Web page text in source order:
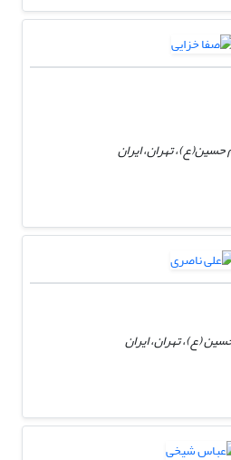
حسین(ع)، تهران، ایران
(ع)، تهران، ایران